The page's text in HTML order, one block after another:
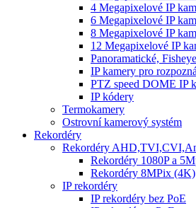
4 Megapixelové IP
6 Megapixelové IP
8 Megapixelové IP
12 Megapixelové IP
Panoramatické,
IP kamery pro
PTZ speed DOME IP
IP kódery
Termokamery
Ostrovní kamerový systém
Rekordéry
Rekordéry
Rekordéry 1080P a
Rekordéry 8MPix (4K)
IP rekordéry
IP rekordéry bez PoE